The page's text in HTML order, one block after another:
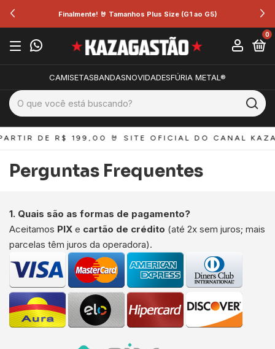
Finalmente! 🤘 Tamanhos Plus Size (G1 ao G5)
0
CAMISETASBANDASNOVIDADESFÚRIA METAL®
DE R$ 199,00 🤘 SITE OFICIAL DO CANAL
Perguntas Frequentes
1. Quais são as formas de pagamento?
Aceitamos PIX e cartão de crédito (até 2x sem juros; mais
parcelas têm juros da operadora).